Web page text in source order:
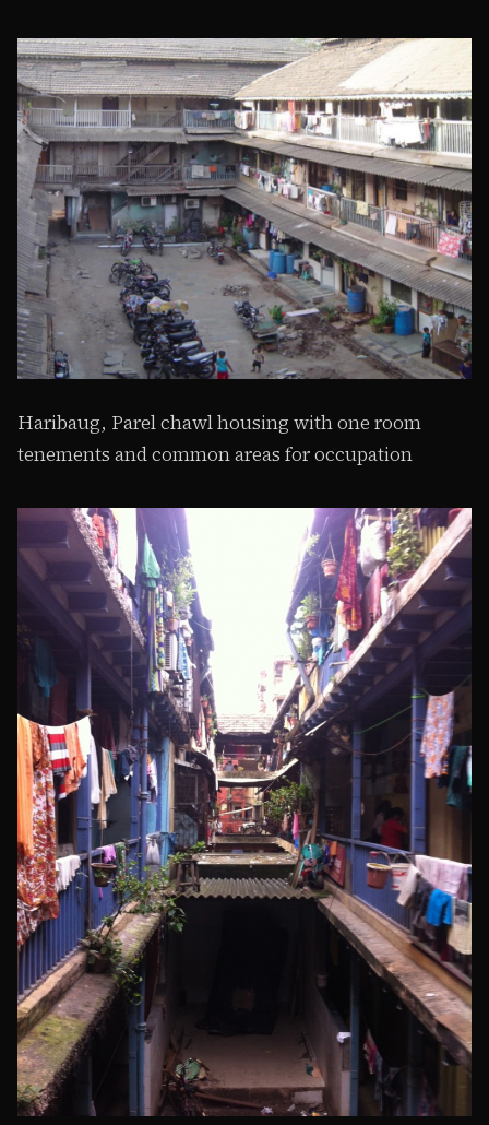
Haribaug, Parel chawl housing with one room
tenements and common areas for occupation